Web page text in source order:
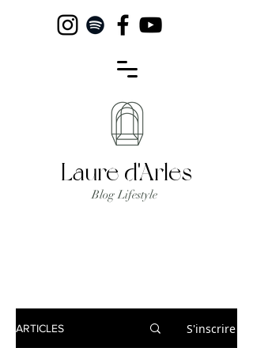
Laure d'Arles
Blog Lifestyle
ARTICLES S'inscrire